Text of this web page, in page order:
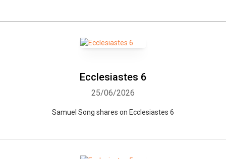
Ecclesiastes 6
25/06/2026
Samuel Song shares on Ecclesiastes 6